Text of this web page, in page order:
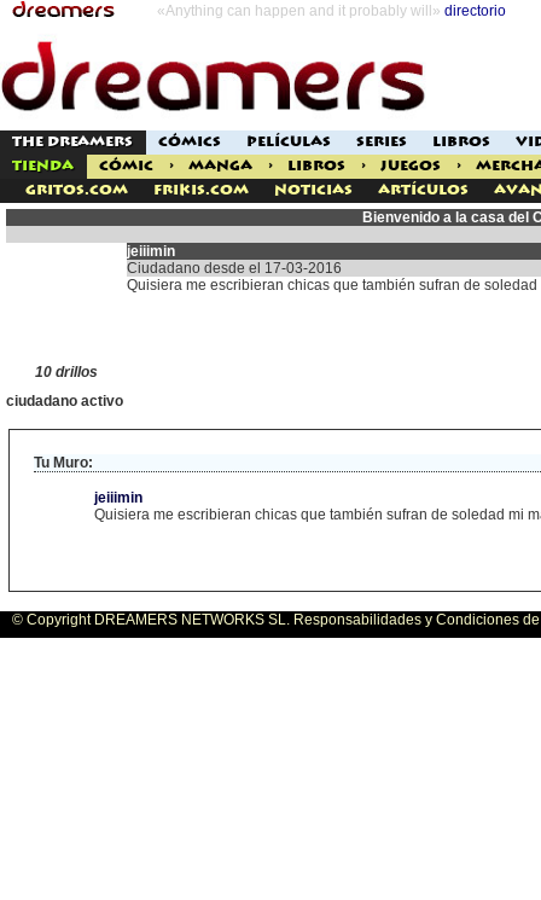
«Anything can happen and it probably will» directorio
THE DREAMERS CÓMICS PELÍCULAS SERIES LIBROS
TIENDA
CÓMIC > MANGA > LIBROS > JUEGOS >
Gritos.com
Frikis.com Noticias Artículos
Bienvenido a la casa del
10 drillos
jeiiimin
Ciudadano desde el 17-03-2016
Quisiera me escribieran chicas que también sufran de
ciudadano activo
Tu Muro:
jeiiimin
Quisiera me escribieran chicas que también sufran de soledad mi
© Copyright DREAMERS NETWORKS SL. Responsabilidades y Condiciones